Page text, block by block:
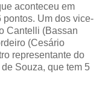
aconteceu em
pontos. Um dos vice-
Cantelli (Bassan
(Cesário
representante do
Souza, que tem 5